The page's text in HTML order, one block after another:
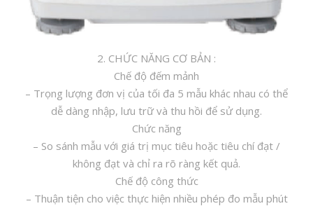
2. CHỨC NĂNG CƠ BẢN :
Chế độ đếm mảnh
– Trọng lượng đơn vị của tối đa 5 mẫu khác nhau có thể
dễ dàng nhập, lưu trữ và thu hồi để sử dụng.
Chức năng
– So sánh mẫu với giá trị mục tiêu hoặc tiêu chí đạt /
không đạt và chỉ ra rõ ràng kết quả.
Chế độ công thức
– Thuận tiện cho việc thực hiện nhiều phép đo mẫu phút